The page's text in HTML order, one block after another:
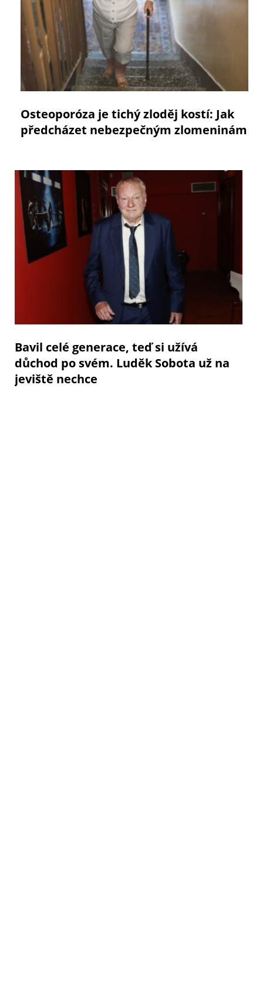
Osteoporóza je tichý zloděj kostí: Jak
předcházet nebezpečným zlomeninám
Bavil celé generace, teď si užívá
důchod po svém. Luděk Sobota už na
jeviště nechce